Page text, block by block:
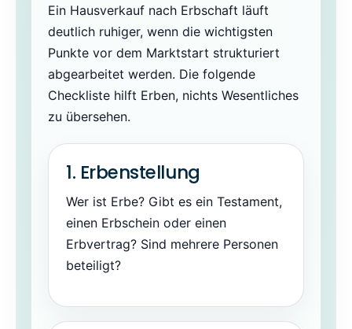
Ein Hausverkauf nach Erbschaft läuft
deutlich ruhiger, wenn die wichtigsten
Punkte vor dem Marktstart strukturiert
abgearbeitet werden. Die folgende
Checkliste hilft Erben, nichts Wesentliches
zu übersehen.
1. Erbenstellung
Wer ist Erbe? Gibt es ein Testament,
einen Erbschein oder einen
Erbvertrag? Sind mehrere Personen
beteiligt?